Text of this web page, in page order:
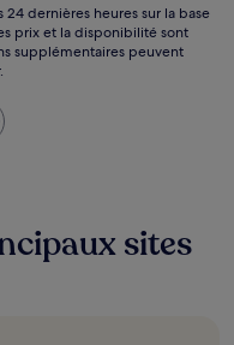
dernières heures sur la base
prix et la disponibilité sont
supplémentaires peuvent
sites